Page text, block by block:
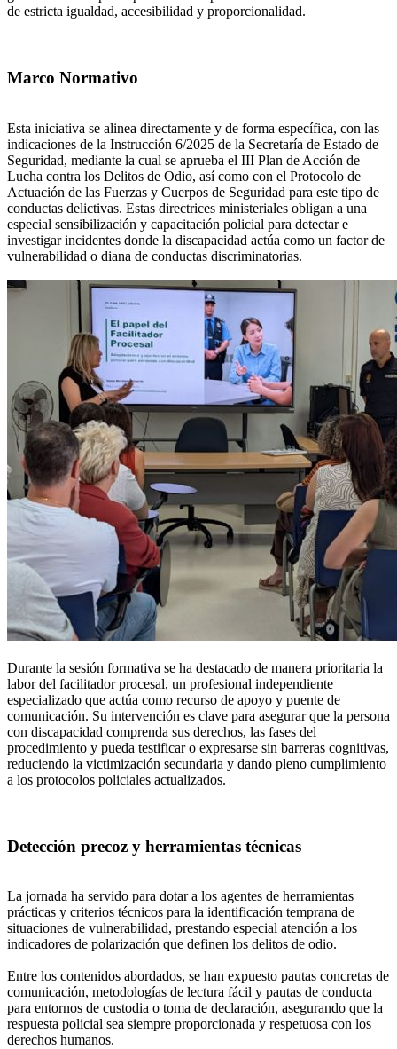
de estricta igualdad, accesibilidad y proporcionalidad.
Marco Normativo
Esta iniciativa se alinea directamente y de forma específica, con las
indicaciones de la Instrucción 6/2025 de la Secretaría de Estado de
Seguridad, mediante la cual se aprueba el III Plan de Acción de
Lucha contra los Delitos de Odio, así como con el Protocolo de
Actuación de las Fuerzas y Cuerpos de Seguridad para este tipo de
conductas delictivas. Estas directrices ministeriales obligan a una
especial sensibilización y capacitación policial para detectar e
investigar incidentes donde la discapacidad actúa como un factor de
vulnerabilidad o diana de conductas discriminatorias.
Durante la sesión formativa se ha destacado de manera prioritaria la
labor del facilitador procesal, un profesional independiente
especializado que actúa como recurso de apoyo y puente de
comunicación. Su intervención es clave para asegurar que la persona
con discapacidad comprenda sus derechos, las fases del
procedimiento y pueda testificar o expresarse sin barreras cognitivas,
reduciendo la victimización secundaria y dando pleno cumplimiento
a los protocolos policiales actualizados.
Detección precoz y herramientas técnicas
La jornada ha servido para dotar a los agentes de herramientas
prácticas y criterios técnicos para la identificación temprana de
situaciones de vulnerabilidad, prestando especial atención a los
indicadores de polarización que definen los delitos de odio.
Entre los contenidos abordados, se han expuesto pautas concretas de
comunicación, metodologías de lectura fácil y pautas de conducta
para entornos de custodia o toma de declaración, asegurando que la
respuesta policial sea siempre proporcionada y respetuosa con los
derechos humanos.